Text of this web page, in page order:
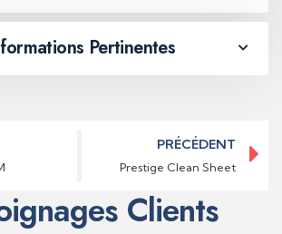
Pertinentes
PRÉCÉDENT
Prestige Clean Sheet
Clients